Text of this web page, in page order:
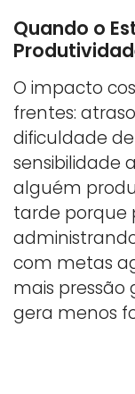
Quando o
O impacto
frentes:
dificuldade
sensibilidade
alguém
tarde porque
com metas
mais pressão
gera menos